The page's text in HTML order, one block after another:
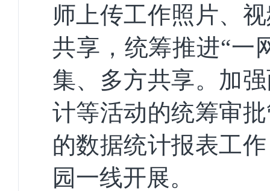
师上传工作照片、
共享，统筹推进“一
集、多方共享。加
计等活动的统筹审
的数据统计报表工
园一线开展。